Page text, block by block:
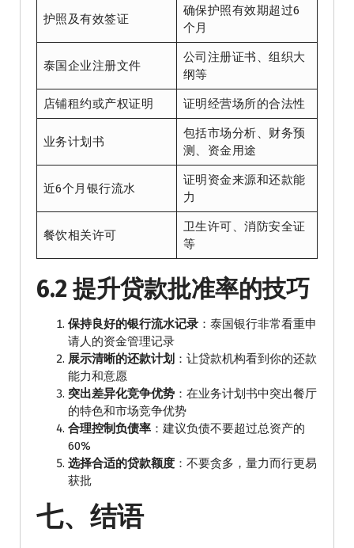
护照及有效签证
确保护照有效期超过6
个月
泰国企业注册文件
公司注册证书、组织大
纲等
店铺租约或产权证明 证明经营场所的合法性
业务计划书
包括市场分析、财务预
测、资金用途
近6个月银行流水
证明资金来源和还款能
力
餐饮相关许可
卫生许可、消防安全证
等
6.2 提升贷款批准率的技巧
保持良好的银行流水记录 ：泰国银行非常看重申
请人的资金管理记录
展示清晰的还款计划 ：让贷款机构看到你的还款
能力和意愿
突出差异化竞争优势 ：在业务计划书中突出餐厅
的特色和市场竞争优势
合理控制负债率 ：建议负债不要超过总资产的
60%
选择合适的贷款额度 ：不要贪多，量力而行更易
获批
七、结语